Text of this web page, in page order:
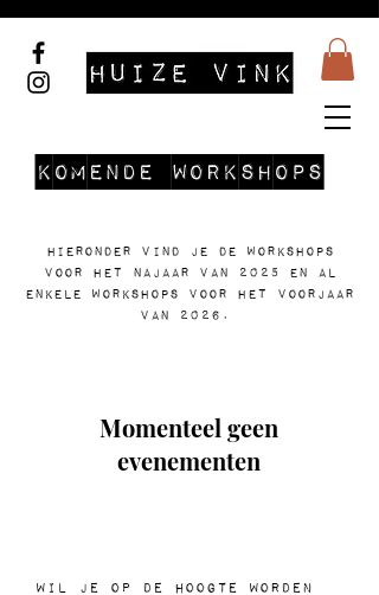
Komende workshops
Hieronder vind je de workshops
voor het najaar van 2025 en al
enkele workshops voor het voorjaar
van 2026.
Momenteel geen
evenementen
Wil je op de hoogte worden